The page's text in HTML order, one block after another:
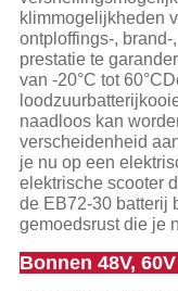
klimmogelijkheden
ontploffings-,
prestatie te
van -20°C tot
naadloos kan
verscheidenheid
je nu op een
elektrische scooter
de EB72-30 batterij
gemoedsrust die je
Bonnen 48V,